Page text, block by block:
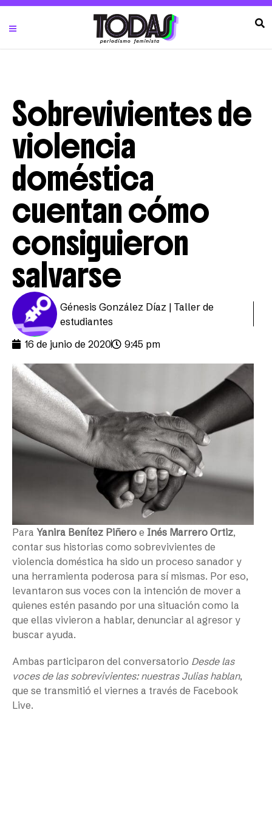
Sobrevivientes de
violencia
doméstica
cuentan cómo
consiguieron
salvarse
Génesis González Díaz | Taller de
estudiantes
16 de junio de 2020
9:45 pm
Para Yanira Benítez Piñero e Inés Marrero Ortiz,
contar sus historias como sobrevivientes de
violencia doméstica ha sido un proceso sanador y
una herramienta poderosa para sí mismas. Por eso,
levantaron sus voces con la intención de mover a
quienes estén pasando por una situación como la
que ellas vivieron a hablar, denunciar al agresor y
buscar ayuda.
Ambas participaron del conversatorio Desde las
voces de las sobrevivientes: nuestras Julias hablan,
que se transmitió el viernes a través de Facebook
Live.